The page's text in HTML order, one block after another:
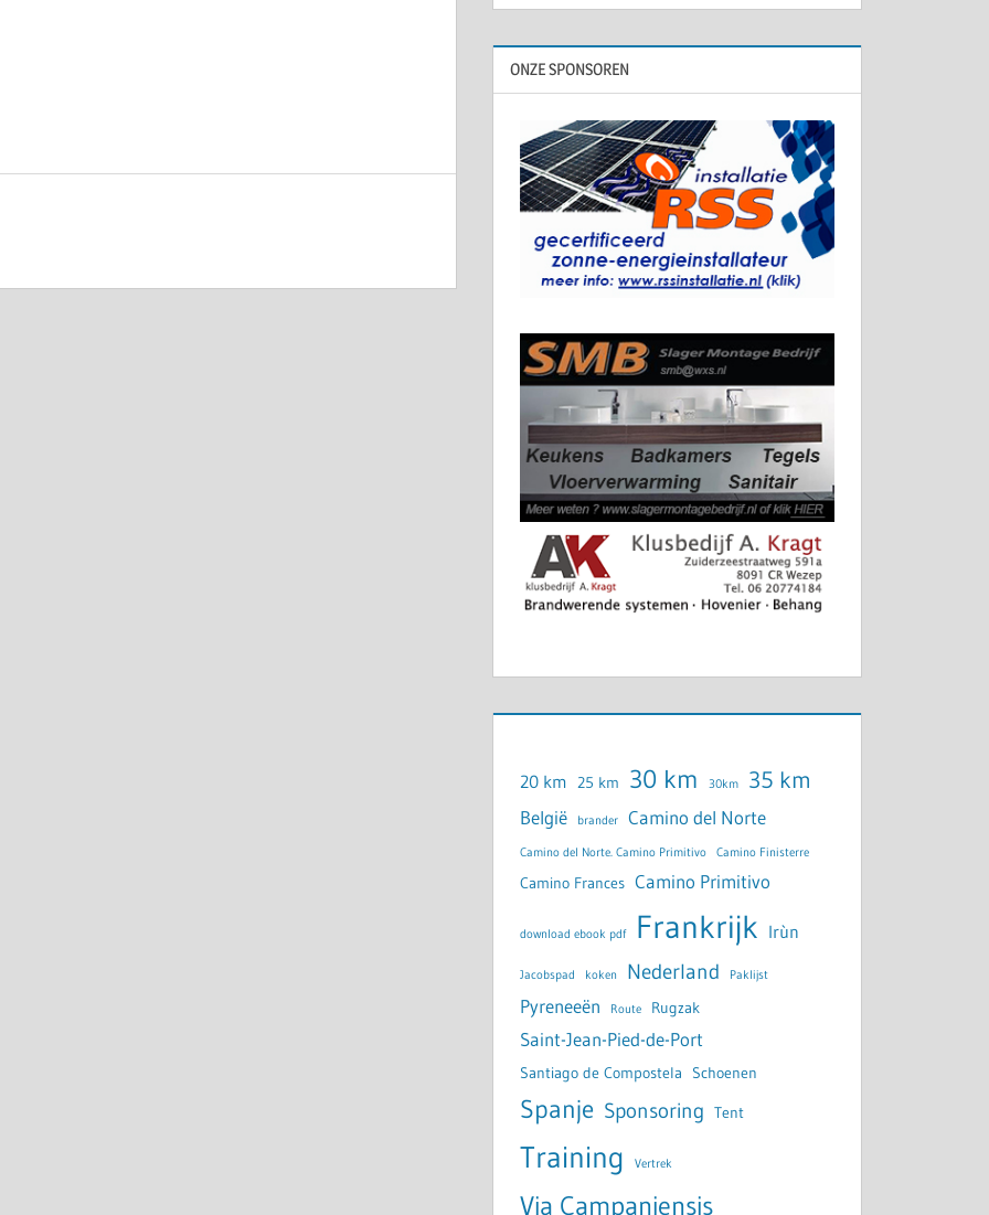
ONZE SPONSOREN
20 km 25 km 30 km 30km 35 km
België brander Camino del Norte
Camino del Norte. Camino Primitivo Camino Finisterre
Camino Frances Camino Primitivo
download ebook pdf Frankrijk Irùn
Jacobspad koken Nederland Paklijst
Pyreneeën Route Rugzak
Saint-Jean-Pied-de-Port
Santiago de Compostela Schoenen
Spanje Sponsoring Tent
Training Vertrek
Via Campaniensis